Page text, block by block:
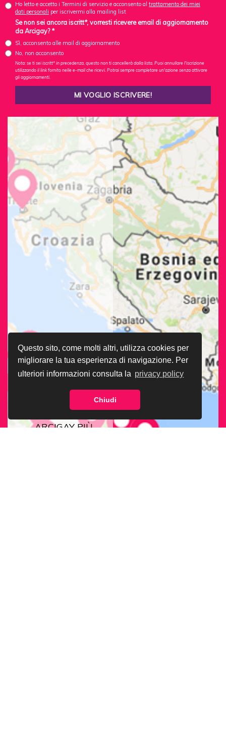
Questo sito, come molti altri, utilizza cookies per
migliorare la tua esperienza di navigazione. Per
ulteriori informazioni consulta la privacy policy
Chiudi
Ho letto e accetto i Termini di servizio e acconsento al trattamento dei miei
dati personali per iscrivermi alla mailing list
Se non sei ancora iscritt*, vorresti ricevere email di aggiornamento
da Arcigay? *
Sì, acconsento alle mail di aggiornamento
No, non acconsento
Nota: se ti sei iscritt* in precedenza, questo non ti cancellerà dalla lista. Puoi annullare l'iscrizione
utilizzando il link fornito nelle e-mail che ricevi. Potrai sempre completare un'azione senza attivare
gli aggiornamenti.
ARCIGAY PIÙ